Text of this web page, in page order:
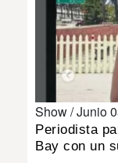
POLÍTICA
DEPORTES
MUNDO
Show /Junio
Periodista
Bay con un